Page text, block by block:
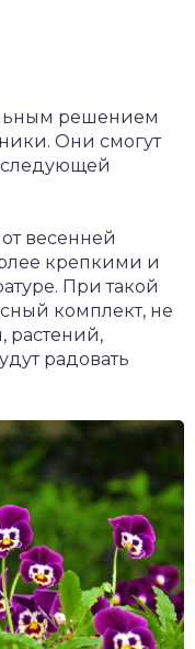
решением
Они смогут
следующей
весенней
крепкими и
При такой
комплект, не
растений,
радовать